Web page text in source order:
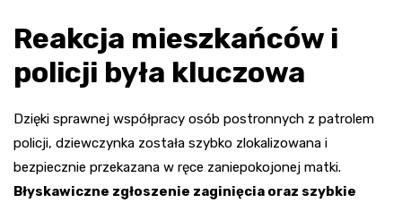
Reakcja mieszkańców i
policji była kluczowa
Dzięki sprawnej współpracy osób postronnych z patrolem
policji, dziewczynka została szybko zlokalizowana i
bezpiecznie przekazana w ręce zaniepokojonej matki.
Błyskawiczne zgłoszenie zaginięcia oraz szybkie